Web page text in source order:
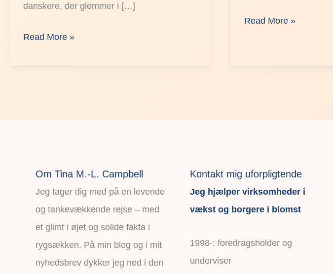
danskere, der glemmer i […]
Read More »
Read More »
Om Tina M.-L. Campbell
Jeg tager dig med på en levende
og tankevækkende rejse – med
et glimt i øjet og solide fakta i
rygsækken. På min blog og i mit
nyhedsbrev dykker jeg ned i den
Kontakt mig uforpligtende
Jeg hjælper virksomheder i
vækst og borgere i blomst
1998-: foredragsholder og
underviser